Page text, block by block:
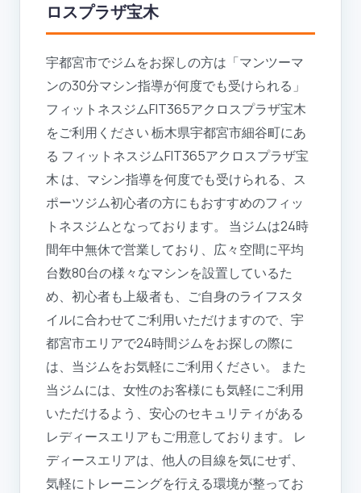
ロスプラザ宝木
宇都宮市でジムをお探しの方は「マンツーマ
ンの30分マシン指導が何度でも受けられる」
フィットネスジムFIT365アクロスプラザ宝木
をご利用ください 栃木県宇都宮市細谷町にあ
る フィットネスジムFIT365アクロスプラザ宝
木 は、マシン指導を何度でも受けられる、ス
ポーツジム初心者の方にもおすすめのフィッ
トネスジムとなっております。 当ジムは24時
間年中無休で営業しており、広々空間に平均
台数80台の様々なマシンを設置しているた
め、初心者も上級者も、ご自身のライフスタ
イルに合わせてご利用いただけますので、宇
都宮市エリアで24時間ジムをお探しの際に
は、当ジムをお気軽にご利用ください。 また
当ジムには、女性のお客様にも気軽にご利用
いただけるよう、安心のセキュリティがある
レディースエリアもご用意しております。 レ
ディースエリアは、他人の目線を気にせず、
気軽にトレーニングを行える環境が整ってお